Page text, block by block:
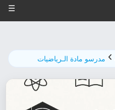
☰
مدرسو مادة الـرياضيات